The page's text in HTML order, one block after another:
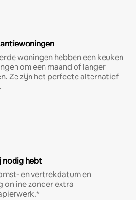
woningen hebben een keuken
om een maand of langer
Ze zijn het perfecte alternatief
nodig hebt
en vertrekdatum en
online zonder extra